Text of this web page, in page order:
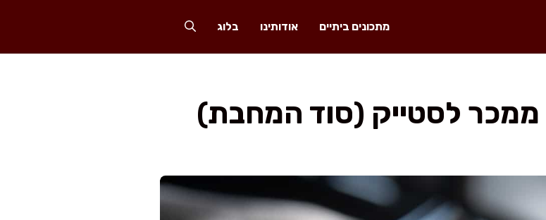
מתכונים ביתיים אודותינו בלוג
ממכר לסטייק (סוד המחבת)